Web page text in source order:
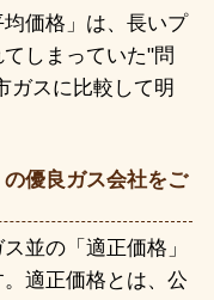
価格」は、長いプ
しまっていた"問
ガスに比較して明
優良ガス会社をご
並の「適正価格」
適正価格とは、公